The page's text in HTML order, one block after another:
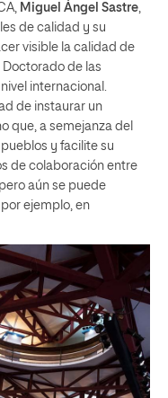
Miguel Ángel Sastre,
de calidad y su
visible la calidad de
de las
internacional.
de instaurar un
que, a semejanza del
y facilite su
de colaboración entre
aún se puede
ejemplo, en